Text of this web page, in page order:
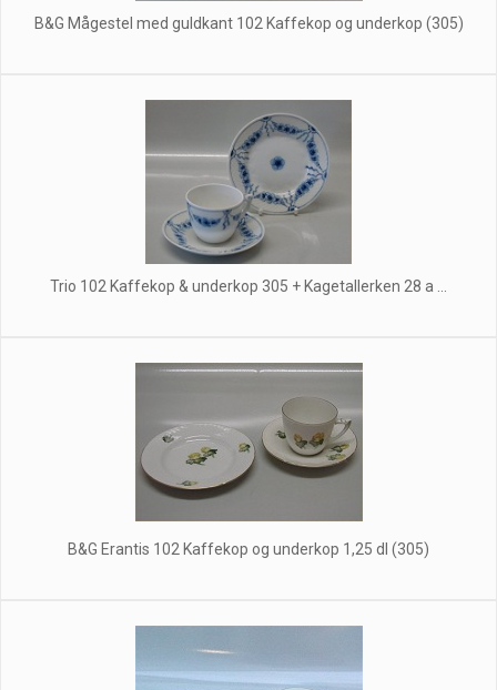
B&G Mågestel med guldkant 102 Kaffekop og underkop (305)
Trio 102 Kaffekop & underkop 305 + Kagetallerken 28 a ...
B&G Erantis 102 Kaffekop og underkop 1,25 dl (305)